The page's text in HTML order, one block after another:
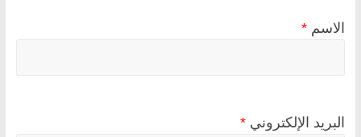
الاسم *
البريد الإلكتروني *